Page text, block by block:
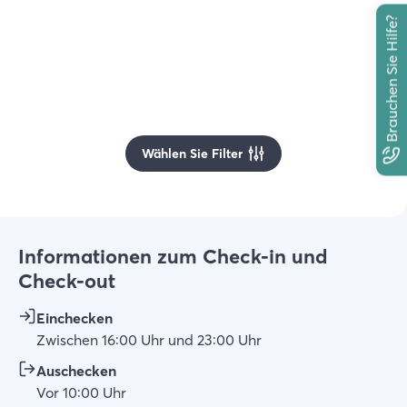
Brauchen Sie Hilfe?
Wählen Sie Filter
Informationen zum Check-in und
Check-out
Einchecken
Zwischen 16:00 Uhr und 23:00 Uhr
Auschecken
Vor 10:00 Uhr